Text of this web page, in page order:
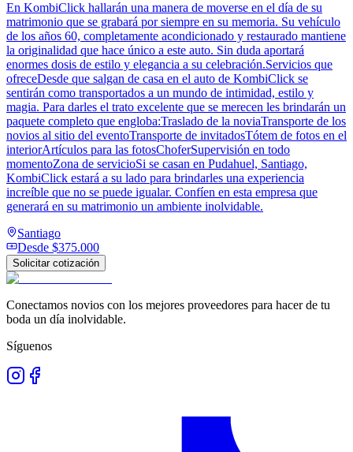
En KombiClick hallarán una manera de moverse en el día de su
matrimonio que se grabará por siempre en su memoria. Su vehículo
de los años 60, completamente acondicionado y restaurado mantiene
la originalidad que hace único a este auto. Sin duda aportará
enormes dosis de estilo y elegancia a su celebración.Servicios que
ofreceDesde que salgan de casa en el auto de KombiClick se
sentirán como transportados a un mundo de intimidad, estilo y
magia. Para darles el trato excelente que se merecen les brindarán un
paquete completo que engloba:Traslado de la noviaTransporte de los
novios al sitio del eventoTransporte de invitadosTótem de fotos en el
interiorArtículos para las fotosChoferSupervisión en todo
momentoZona de servicioSi se casan en Pudahuel, Santiago,
KombiClick estará a su lado para brindarles una experiencia
increíble que no se puede igualar. Confíen en esta empresa que
generará en su matrimonio un ambiente inolvidable.
Santiago
Desde $375.000
Solicitar cotización
Conectamos novios con los mejores proveedores para hacer de tu
boda un día inolvidable.
Síguenos